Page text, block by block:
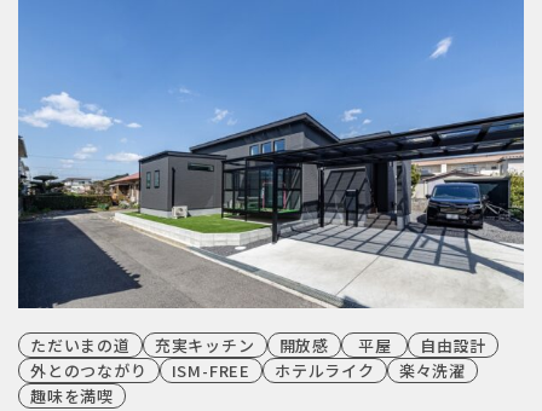
ただいまの道 充実キッチン 開放感 平屋
自由設計
外とのつながり
ISM-FREE ホテルライク
楽々洗濯
趣味を満喫